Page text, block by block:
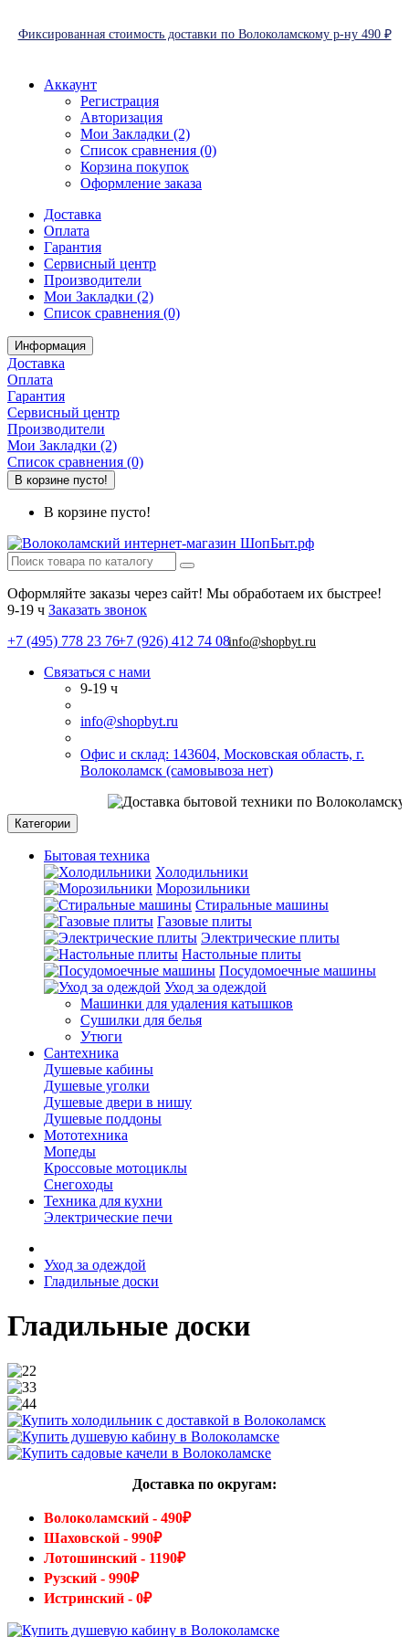
Фиксированная стоимость доставки по Волоколамскому р-ну 490 ₽
Аккаунт
Регистрация
Авторизация
Мои Закладки (2)
Список сравнения (0)
Корзина покупок
Оформление заказа
Доставка
Оплата
Гарантия
Сервисный центр
Производители
Мои Закладки (2)
Список сравнения (0)
Информация
Доставка
Оплата
Гарантия
Сервисный центр
Производители
Мои Закладки (2)
Список сравнения (0)
В корзине пусто!
В корзине пусто!
Оформляйте заказы через сайт! Мы обработаем их быстрее!
9-19 ч Заказать звонок
+7 (495) 778 23 76+7 (926) 412 74 08info@shopbyt.ru
Связаться с нами
9-19 ч
info@shopbyt.ru
Офис и склад: 143604, Московская область, г.
Волоколамск (самовывоза нет)
Категории
Бытовая техника
Холодильники
Морозильники
Стиральные машины
Газовые плиты
Электрические плиты
Настольные плиты
Посудомоечные машины
Уход за одеждой
Машинки для удаления катышков
Сушилки для белья
Утюги
Сантехника
Душевые кабины
Душевые уголки
Душевые двери в нишу
Душевые поддоны
Мототехника
Мопеды
Кроссовые мотоциклы
Снегоходы
Техника для кухни
Электрические печи
Уход за одеждой
Гладильные доски
Гладильные доски
Доставка по округам:
Волоколамский - 490₽
Шаховской - 990₽
Лотошинский - 1190₽
Рузский - 990₽
Истринский - 0₽